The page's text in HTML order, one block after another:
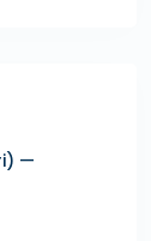
—